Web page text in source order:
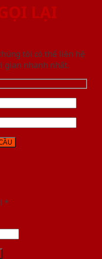
LẠI
tôi có thể liên hệ
gian nhanh nhất.
*